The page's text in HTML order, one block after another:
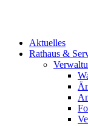
Aktuelles
Rathaus &